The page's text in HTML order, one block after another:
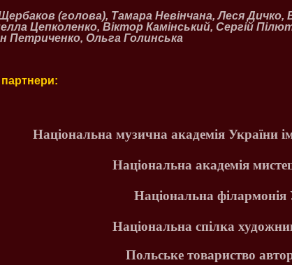
(голова), Тамара Невінчана, Леся Дичко,
Цепколенко, Віктор Камінський, Сергій
Петриченко, Ольга Голинська
партнери:
Національна музична академія України
Національна академія
Національна філармонія
Національна спілка
Польське товариство